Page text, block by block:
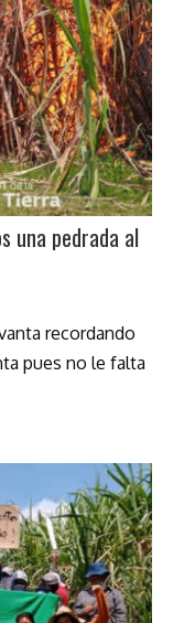
una pedrada al
recordando
pues no le falta